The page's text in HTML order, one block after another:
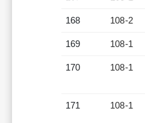
168 108-2
169 108-1
170 108-1
171 108-1